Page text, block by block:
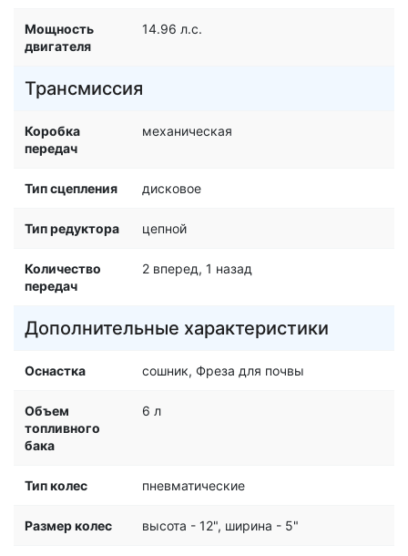
Мощность
двигателя
14.96 л.с.
Трансмиссия
Коробка
передач
механическая
Тип сцепления дисковое
Тип редуктора цепной
Количество
передач
2 вперед, 1 назад
Дополнительные характеристики
Оснастка сошник, Фреза для почвы
Объем
топливного
бака
6 л
Тип колес пневматические
Размер колес высота - 12", ширина - 5"